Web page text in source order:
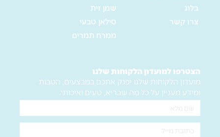
בלוג
צרו קשר
שמן זית
סילאן טבעי
ממרח תמרים
הצטרפו למועדון הלקוחות שלנו
מועדון הלקוחות שלנו יפנק אתכם במבצעים, הטבות
ומידע מעניין על כל מה שבריא, טעים ואיכותי.
שם
אימייל